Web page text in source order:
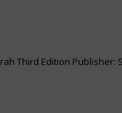
Third Edition Publisher: